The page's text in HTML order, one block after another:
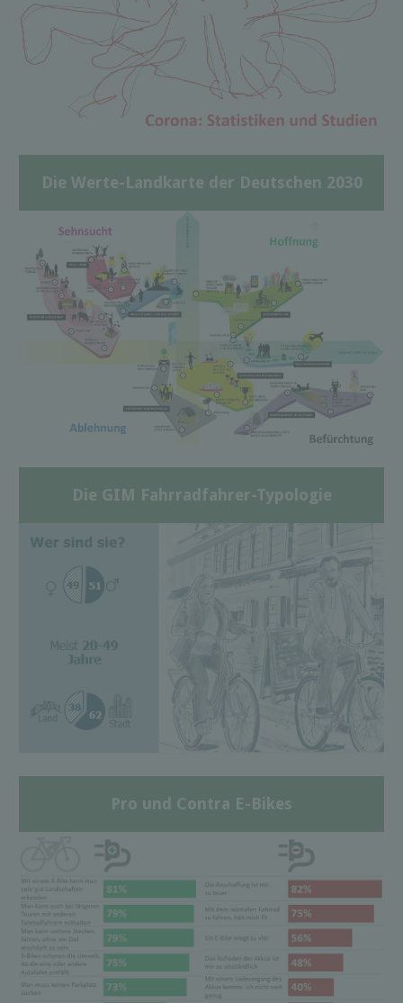
Die Werte-Landkarte der Deutschen 2030
Die GIM Fahrradfahrer-Typologie
Pro und Contra E-Bikes